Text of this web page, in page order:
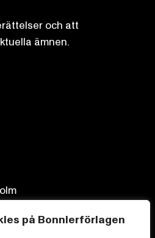
på Bonnierförlagen
och att
ämnen.